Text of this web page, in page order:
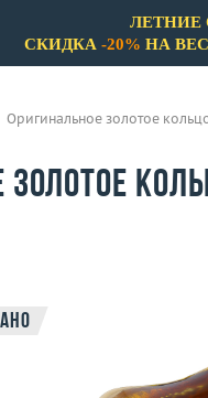
ЛЕТНИЕ
СКИДКА -20% НА
Оригинальное золотое
золотое